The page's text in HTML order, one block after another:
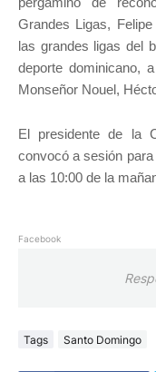
Grandes Ligas,
las grandes ligas del
deporte dominicano,
Monseñor Nouel,
El presidente de la
convocó a sesión
a las 10:00 de la
Facebook
Tags Santo Domingo